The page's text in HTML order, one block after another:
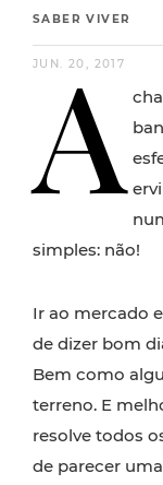
SABER VIVER
JUN. 20, 2017
A
simples: não!
Ir ao mercado
de dizer bom
Bem como
terreno. E
resolve todos
de parecer uma